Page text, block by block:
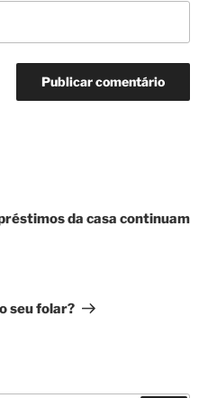
da casa continuam
seu folar?